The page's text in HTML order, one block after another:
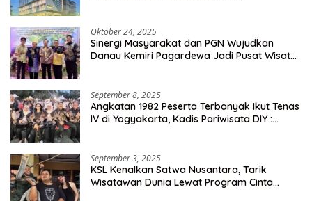
Oktober 24, 2025
Sinergi Masyarakat dan PGN Wujudkan
Danau Kemiri Pagardewa Jadi Pusat Wisata
September 8, 2025
Angkatan 1982 Peserta Terbanyak Ikut Tenas
IV di Yogyakarta, Kadis Pariwisata DIY :
September 3, 2025
KSL Kenalkan Satwa Nusantara, Tarik
Wisatawan Dunia Lewat Program Cinta